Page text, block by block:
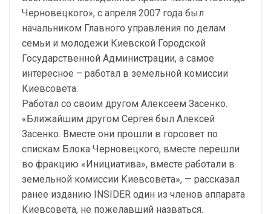
Черновецкого», с апреля 2007 года был
начальником Главного управления по делам
семьи и молодежи Киевской Городской
Государственной Администрации, а самое
интересное – работал в земельной комиссии
Киевсовета.
Работал со своим другом Алексеем Засенко.
«Ближайшим другом Сергея был Алексей
Засенко. Вместе они прошли в горсовет по
спискам Блока Черновецкого, вместе перешли
во фракцию «Инициатива», вместе работали в
земельной комиссии Киевсовета», — рассказал
ранее изданию INSIDER один из членов аппарата
Киевсовета, не пожелавший назваться.